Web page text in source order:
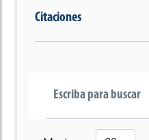
Citaciones